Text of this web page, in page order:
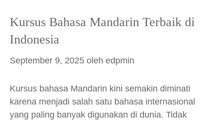
Kursus Bahasa Mandarin Terbaik di
Indonesia
September 9, 2025 oleh edpmin
Kursus bahasa Mandarin kini semakin diminati
karena menjadi salah satu bahasa internasional
yang paling banyak digunakan di dunia. Tidak